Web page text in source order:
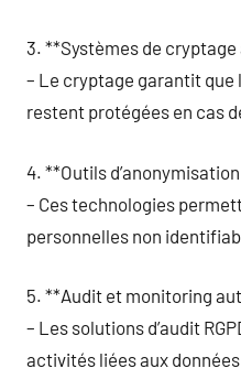
3. **Systèmes de
– Le cryptage garantit que
restent protégées en cas
4. **Outils
– Ces technologies
personnelles non
5. **Audit et monitoring
– Les solutions d’audit
activités liées aux